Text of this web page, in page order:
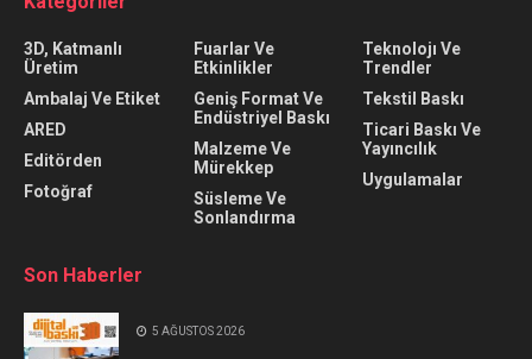
3D, Katmanlı
Üretim
Ambalaj Ve Etiket
ARED
Editörden
Fotoğraf
Fuarlar Ve
Etkinlikler
Geniş Format Ve
Endüstriyel Baskı
Malzeme Ve
Mürekkep
Süsleme Ve
Sonlandırma
Teknolojı Ve
Trendler
Tekstil Baskı
Ticari Baskı Ve
Yayıncılık
Uygulamalar
Son Haberler
5 AĞUSTOS 2026